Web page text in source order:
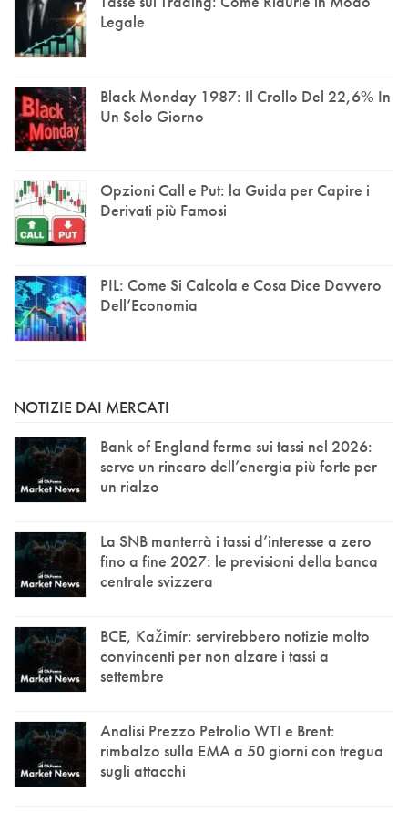
Legale
Black Monday 1987: Il Crollo Del 22,6% In
Un Solo Giorno
Opzioni Call e Put: la Guida per Capire i
Derivati più Famosi
PIL: Come Si Calcola e Cosa Dice Davvero
Dell’Economia
NOTIZIE DAI MERCATI
Bank of England ferma sui tassi nel 2026:
serve un rincaro dell’energia più forte per
un rialzo
La SNB manterrà i tassi d’interesse a zero
fino a fine 2027: le previsioni della banca
centrale svizzera
BCE, Kažimír: servirebbero notizie molto
convincenti per non alzare i tassi a
settembre
Analisi Prezzo Petrolio WTI e Brent:
rimbalzo sulla EMA a 50 giorni con tregua
sugli attacchi